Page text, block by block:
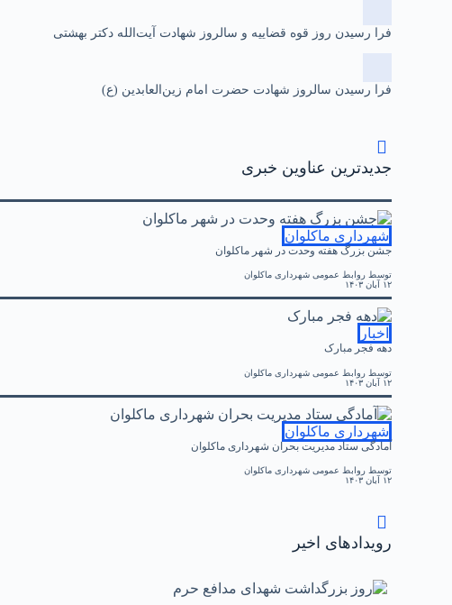
فرا رسیدن روز قوه قضاییه و سالروز شهادت آیت‌الله دکتر بهشتی
فرا رسیدن سالروز شهادت حضرت امام زین‌العابدین (ع)
جدیدترین عناوین خبری
شهرداری ماکلوان
جشن بزرگ هفته وحدت در شهر ماکلوان
توسط روابط عمومی شهرداری ماکلوان
۱۲ آبان ۱۴۰۳
اخبار
دهه فجر مبارک
توسط روابط عمومی شهرداری ماکلوان
۱۲ آبان ۱۴۰۳
شهرداری ماکلوان
آمادگی ستاد مدیریت بحران شهرداری ماکلوان
توسط روابط عمومی شهرداری ماکلوان
۱۲ آبان ۱۴۰۳
رویدادهای اخیر